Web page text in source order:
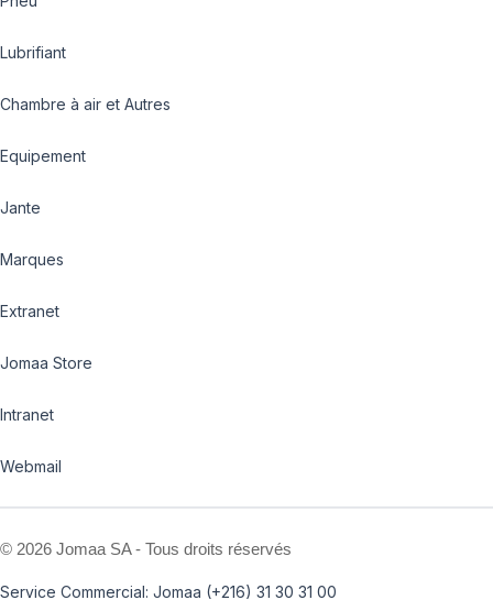
Lubrifiant
Chambre à air et Autres
Equipement
Jante
Marques
Extranet
Jomaa Store
Intranet
Webmail
© 2026 Jomaa SA - Tous droits réservés
Service Commercial: Jomaa (+216) 31 30 31 00